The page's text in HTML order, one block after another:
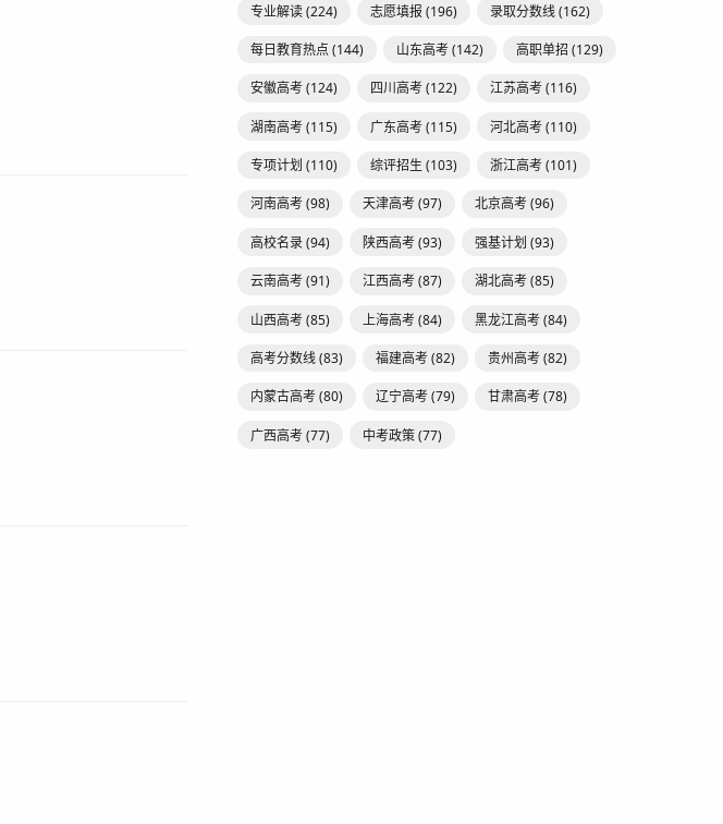
专业解读(224) 志愿填报 (196) 录取分数线(162)
每日教育热点 (144) 山东高考(142) 高职单招(129)
安徽高考(124) 四川高考(122) 江苏高考(116)
湖南高考(115) 广东高考(115) 河北高考(110)
专项计划 (110) 综评招生 (103) 浙江高考(101)
河南高考(98) 天津高考(97) 北京高考(96)
高校名录(94) 陕西高考(93) 强基计划(93)
云南高考(91) 江西高考(87) 湖北高考(85)
山西高考(85) 上海高考(84) 黑龙江高考(84)
高考分数线(83) 福建高考(82) 贵州高考(82)
内蒙古高考(80) 辽宁高考(79) 甘肃高考(78)
广西高考(77) 中考政策(77)